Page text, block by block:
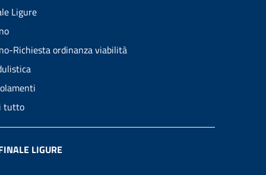
Ligure
Richiesta ordinanza viabilità
tutto
LIGURE